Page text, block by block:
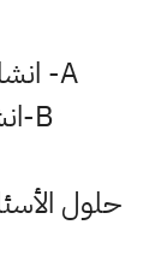
A- انشاء يونت ٦ ويكتب بأي طريقة
B-انشاء يونت ٢ الدعوة لحفلة
حلول